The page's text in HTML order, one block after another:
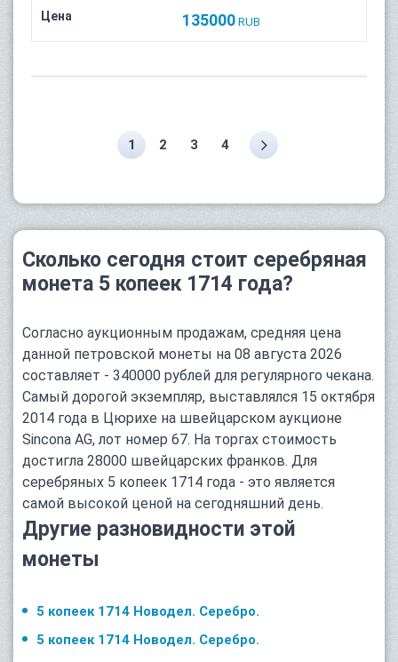
Цена 135000 RUB
1 2 3 4
Сколько сегодня стоит серебряная
монета 5 копеек 1714 года?
Согласно аукционным продажам, средняя цена
данной петровской монеты на 08 августа 2026
составляет - 340000 рублей для регулярного чекана.
Самый дорогой экземпляр, выставлялся 15 октября
2014 года в Цюрихе на швейцарском аукционе
Sincona AG, лот номер 67. На торгах стоимость
достигла 28000 швейцарских франков. Для
серебряных 5 копеек 1714 года - это является
самой высокой ценой на сегодняшний день.
Другие разновидности этой
монеты
5 копеек 1714 Новодел. Серебро.
5 копеек 1714 Новодел. Серебро.